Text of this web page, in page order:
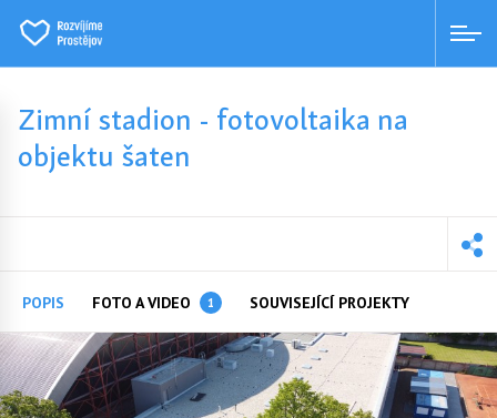
Zimní stadion - fotovoltaika na
objektu šaten
POPIS FOTO A VIDEO 1 SOUVISEJÍCÍ PROJEKTY